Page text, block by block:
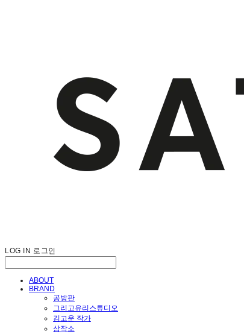
LOG IN 로그인
ABOUT
BRAND
공방판
그리고유리스튜디오
김고운 작가
삼작소